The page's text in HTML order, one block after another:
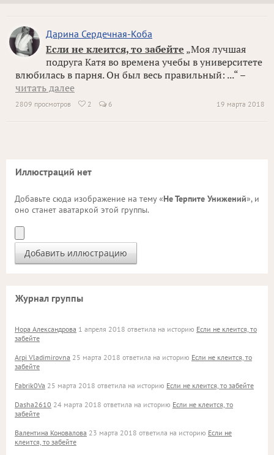
Дарина Сердечная-Коба
Если не клеится, то забейте „Моя лучшая
подруга Катя во времена учебы в университете
влюбилась в парня. Он был весь правильный: ...“ –
читать далее
19 марта 2018
2809 просмотров  2 6
Иллюстраций нет
Добавьте сюда изображение на тему «Не Терпите Унижений», и
оно станет аватаркой этой группы.
Журнал группы
Нора Александрова 1 апреля 2018 ответила на историю Если не клеится, то
забейте
Arpi Vladimirovna 25 марта 2018 ответила на историю Если не клеится, то
забейте
Fabrik0Va 25 марта 2018 ответила на историю Если не клеится, то забейте
Dasha2610 24 марта 2018 ответила на историю Если не клеится, то
забейте
Валентина Коновалова 23 марта 2018 ответила на историю Если не
клеится, то забейте